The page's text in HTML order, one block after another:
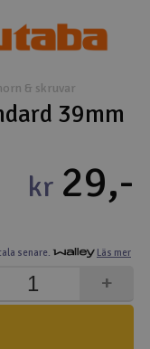
& skruvar
39mm
senare. Läs mer
kr 29,-
+